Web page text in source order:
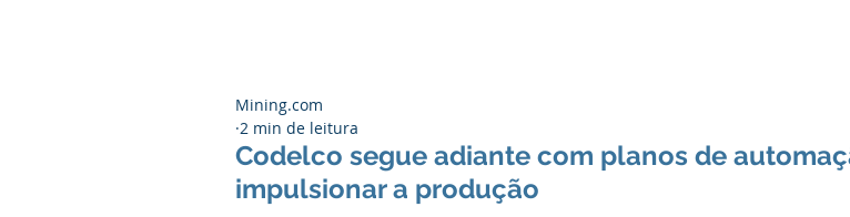
Codelco segue adiante com planos de
impulsionar a produção
Mining.com
2 min de leitura